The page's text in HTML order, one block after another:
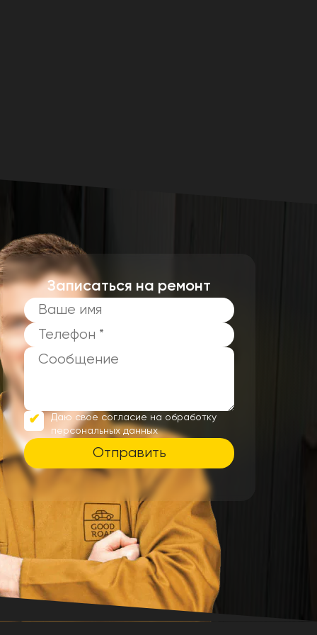
Записаться на ремонт
Даю свое согласие на обработку
персональных данных
Отправить